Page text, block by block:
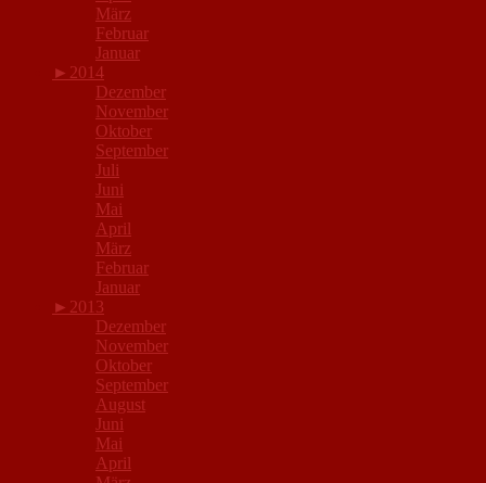
März
Februar
Januar
► 2014
Dezember
November
Oktober
September
Juli
Juni
Mai
April
März
Februar
Januar
► 2013
Dezember
November
Oktober
September
August
Juni
Mai
April